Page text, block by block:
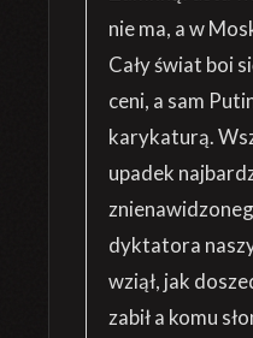
nie ma, a w
Cały świat boi
ceni, a sam
karykaturą.
upadek
dyktatora
wziął, jak
zabił a komu